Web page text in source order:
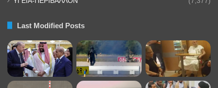
Last Modified Posts